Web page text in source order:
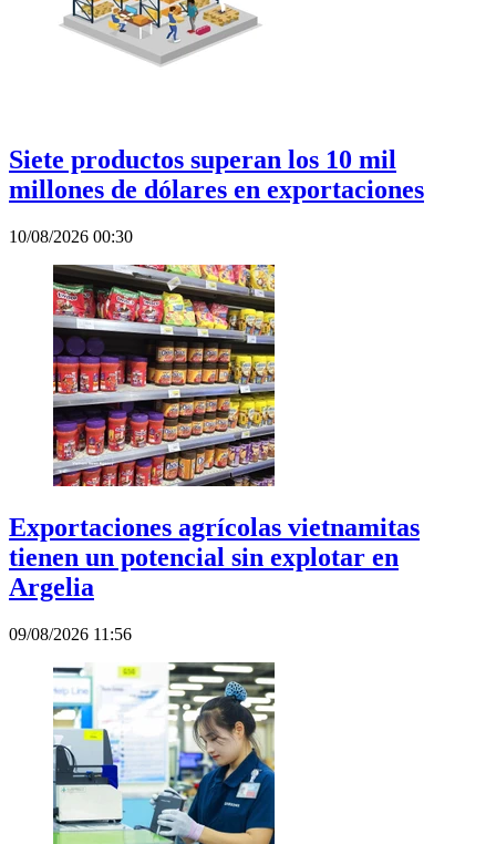
Siete productos superan los 10 mil
millones de dólares en exportaciones
10/08/2026 00:30
Exportaciones agrícolas vietnamitas
tienen un potencial sin explotar en
Argelia
09/08/2026 11:56